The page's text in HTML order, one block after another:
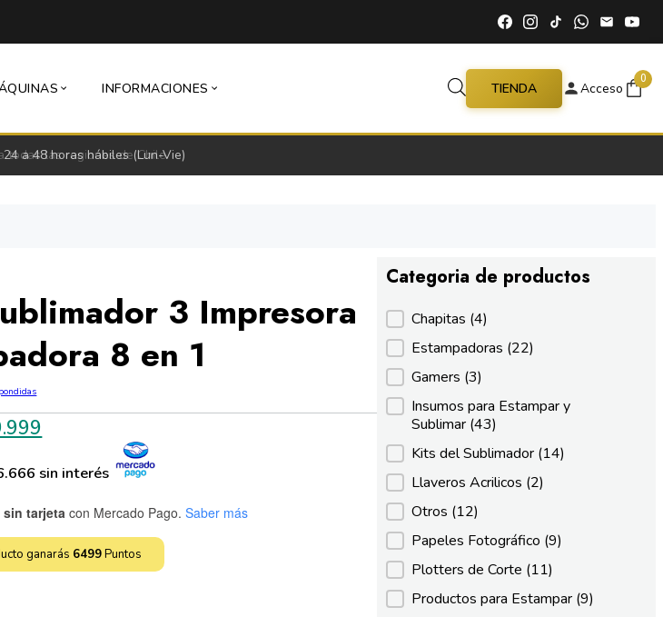
INFORMACIONES TIENDA Acceso
0
24 a 48 horas hábiles (Lun-Vie)
3 Impresora
8 en 1
actual
es:
$649.999.
sin interés
sin tarjetacon Mercado Pago. Saber más
ganarás 6499Puntos
Categoria de productos
Categoria de productos
Chapitas (4)
Estampadoras (22)
Gamers (3)
Insumos para Estampar y
Sublimar (43)
Kits del Sublimador (14)
Llaveros Acrilicos (2)
Otros (12)
Papeles Fotográfico (9)
Plotters de Corte (11)
Productos para Estampar (9)